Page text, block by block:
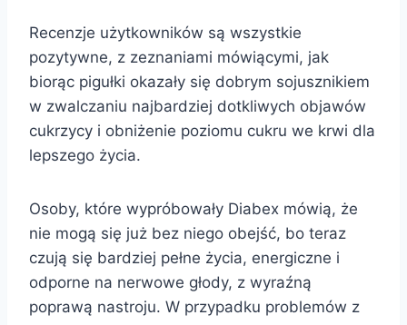
Recenzje użytkowników są wszystkie
pozytywne, z zeznaniami mówiącymi, jak
biorąc pigułki okazały się dobrym sojusznikiem
w zwalczaniu najbardziej dotkliwych objawów
cukrzycy i obniżenie poziomu cukru we krwi dla
lepszego życia.
Osoby, które wypróbowały Diabex mówią, że
nie mogą się już bez niego obejść, bo teraz
czują się bardziej pełne życia, energiczne i
odporne na nerwowe głody, z wyraźną
poprawą nastroju. W przypadku problemów z